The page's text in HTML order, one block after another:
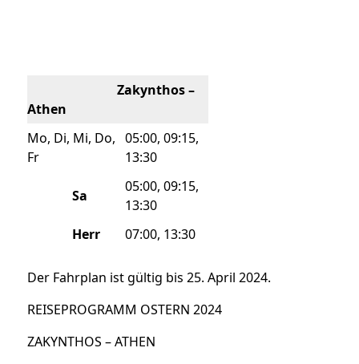
Zakynthos –
Athen
Mo, Di, Mi, Do,
Fr
05:00, 09:15,
13:30
Sa
05:00, 09:15,
13:30
Herr
07:00, 13:30
Der Fahrplan ist gültig bis 25. April 2024.
REISEPROGRAMM OSTERN 2024
ZAKYNTHOS – ATHEN